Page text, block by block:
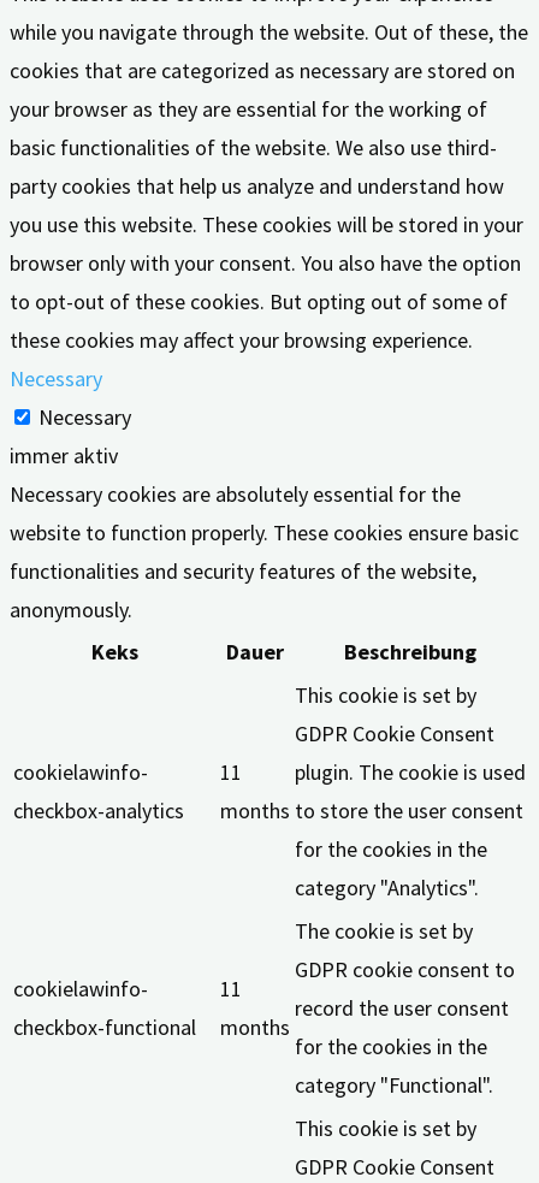
while you navigate through the website. Out of these, the
cookies that are categorized as necessary are stored on
your browser as they are essential for the working of
basic functionalities of the website. We also use third-
party cookies that help us analyze and understand how
you use this website. These cookies will be stored in your
browser only with your consent. You also have the option
to opt-out of these cookies. But opting out of some of
these cookies may affect your browsing experience.
Necessary
Necessary
immer aktiv
Necessary cookies are absolutely essential for the
website to function properly. These cookies ensure basic
functionalities and security features of the website,
anonymously.
Keks
Dauer Beschreibung
cookielawinfo-
checkbox-analytics
11
months
This cookie is set by
GDPR Cookie Consent
plugin. The cookie is used
to store the user consent
for the cookies in the
category "Analytics".
cookielawinfo-
checkbox-functional
11
months
The cookie is set by
GDPR cookie consent to
record the user consent
for the cookies in the
category "Functional".
This cookie is set by
GDPR Cookie Consent